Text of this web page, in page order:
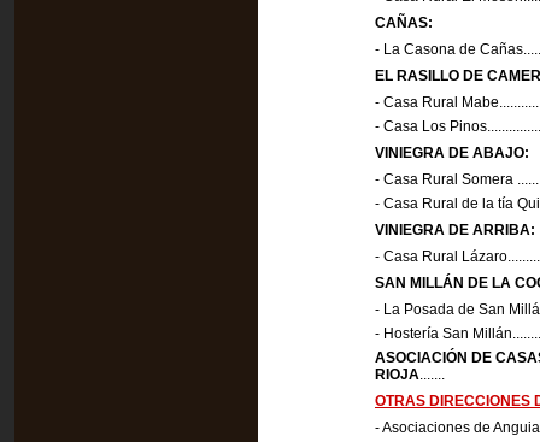
CAÑAS:
- La Casona de
EL RASILLO DE
- Casa Rural
- Casa Los
VINIEGRA DE ABAJO:
- Casa Rural Somera
- Casa Rural de la tía
VINIEGRA DE ARRIBA:
- Casa Rural
SAN MILLÁN DE LA
- La Posada de San
- Hostería San
ASOCIACIÓN DE
RIOJA.......
OTRAS DIRECCIONES
- Asociaciones de